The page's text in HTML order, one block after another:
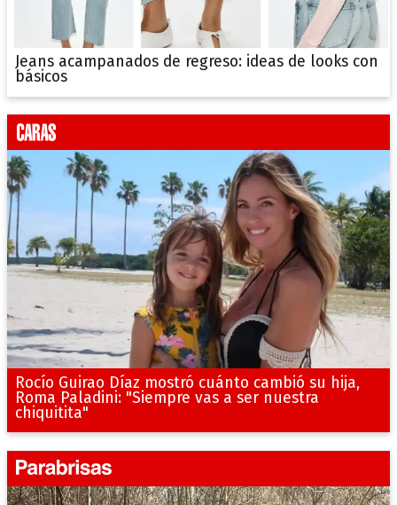
Jeans acampanados de regreso: ideas de looks con
básicos
Rocío Guirao Díaz mostró cuánto cambió su hija,
Roma Paladini: "Siempre vas a ser nuestra
chiquitita"